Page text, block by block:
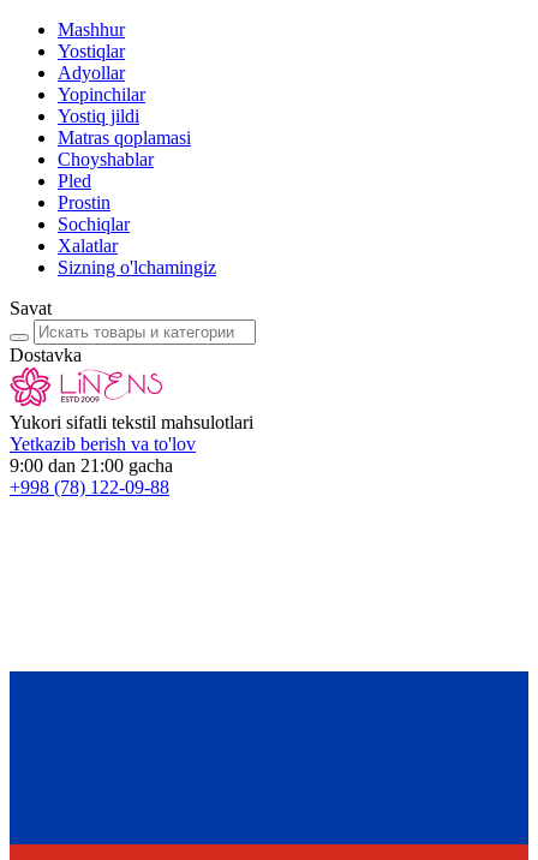
Mashhur
Yostiqlar
Adyollar
Yopinchilar
Yostiq jildi
Matras qoplamasi
Choyshablar
Pled
Prostin
Sochiqlar
Xalatlar
Sizning o'lchamingiz
Savat
Dostavka
Yukori sifatli tekstil mahsulotlari
Yetkazib berish va to'lov
9:00 dan 21:00 gacha
+998 (78) 122-09-88